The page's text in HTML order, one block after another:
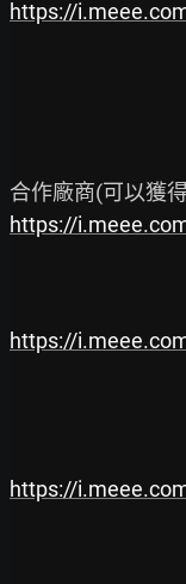
https://
https://
https://
https://